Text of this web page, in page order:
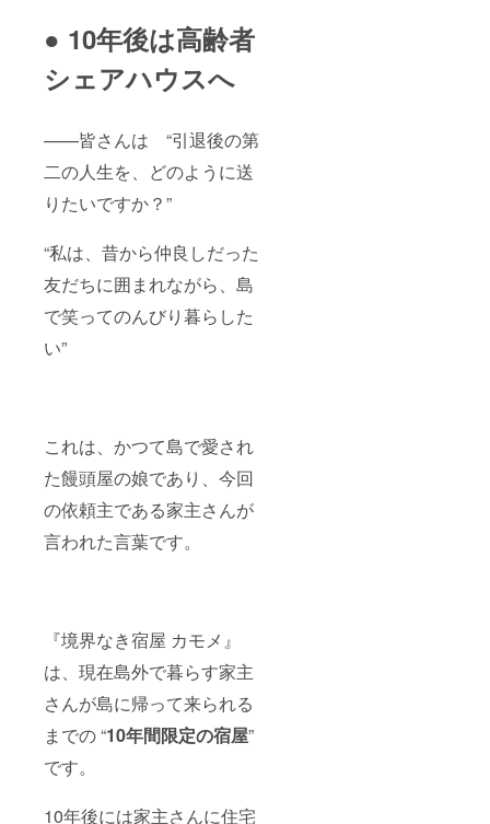
● 10年後は高齢者
シェアハウスへ
——皆さんは “引退後の第
二の人生を、どのように送
りたいですか？”
“私は、昔から仲良しだった
友だちに囲まれながら、島
で笑ってのんびり暮らした
い”
これは、かつて島で愛され
た饅頭屋の娘であり、今回
の依頼主である家主さんが
言われた言葉です。
『境界なき宿屋 カモメ』
は、現在島外で暮らす家主
さんが島に帰って来られる
までの “10年間限定の宿屋”
です。
10年後には家主さんに住宅